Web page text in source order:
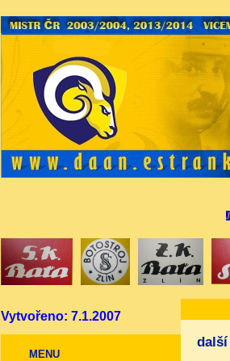
Vytvořeno: 7.1.2007
MENU